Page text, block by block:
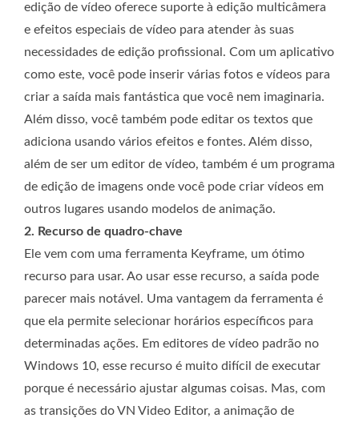
edição de vídeo oferece suporte à edição multicâmera
e efeitos especiais de vídeo para atender às suas
necessidades de edição profissional. Com um aplicativo
como este, você pode inserir várias fotos e vídeos para
criar a saída mais fantástica que você nem imaginaria.
Além disso, você também pode editar os textos que
adiciona usando vários efeitos e fontes. Além disso,
além de ser um editor de vídeo, também é um programa
de edição de imagens onde você pode criar vídeos em
outros lugares usando modelos de animação.
2. Recurso de quadro-chave
Ele vem com uma ferramenta Keyframe, um ótimo
recurso para usar. Ao usar esse recurso, a saída pode
parecer mais notável. Uma vantagem da ferramenta é
que ela permite selecionar horários específicos para
determinadas ações. Em editores de vídeo padrão no
Windows 10, esse recurso é muito difícil de executar
porque é necessário ajustar algumas coisas. Mas, com
as transições do VN Video Editor, a animação de